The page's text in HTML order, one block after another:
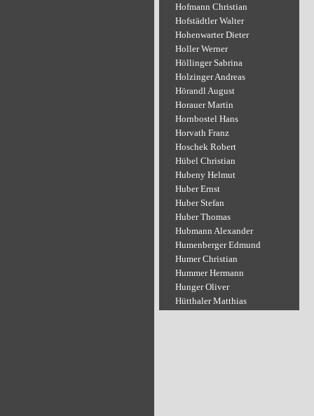
Hofmann Christian
Hofstädtler Walter
Hohenwarter Dieter
Holler Werner
Höllinger Sabrina
Holzinger Andreas
Hörandl August
Horauer Martin
Hornbostel Hans
Horvath Franz
Hoschek Robert
Hübel Christian
Hubeny Helmut
Huber Ernst
Huber Stefan
Huber Thomas
Hubmann Alexander
Humenberger Edmund
Humer Christian
Hummer Hermann
Hunger Oliver
Hütthaler Matthias